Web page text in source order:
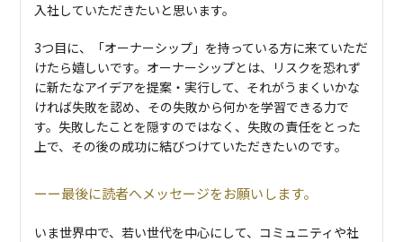
入社していただきたいと思います。
3つ目に、「オーナーシップ」を持っている方に来ていただ
けたら嬉しいです。オーナーシップとは、リスクを恐れず
に新たなアイデアを提案・実行して、それがうまくいかな
ければ失敗を認め、その失敗から何かを学習できる力で
す。失敗したことを隠すのではなく、失敗の責任をとった
上で、その後の成功に結びつけていただきたいのです。
最後に読者へメッセージをお願いします。
いま世界中で、若い世代を中心にして、コミュニティや社